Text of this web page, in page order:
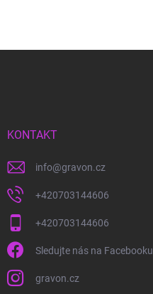
KONTAKT
info@gravon.cz
+420703144606
+420703144606
Sledujte nás na Facebooku
gravon.cz